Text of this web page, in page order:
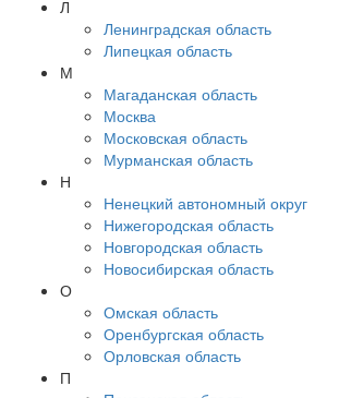
Л
Ленинградская область
Липецкая область
М
Магаданская область
Москва
Московская область
Мурманская область
Н
Ненецкий автономный округ
Нижегородская область
Новгородская область
Новосибирская область
О
Омская область
Оренбургская область
Орловская область
П